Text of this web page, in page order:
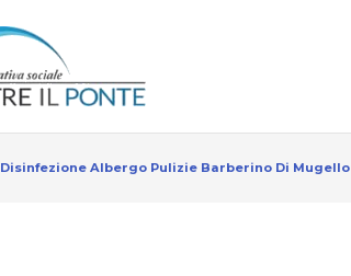
Disinfezione Albergo Pulizie Barberino Di Mugello